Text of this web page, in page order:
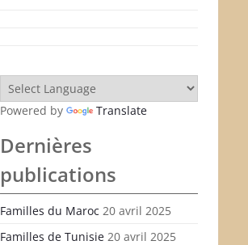
Powered by Translate
Dernières
publications
Familles du Maroc 20 avril 2025
Familles de Tunisie 20 avril 2025